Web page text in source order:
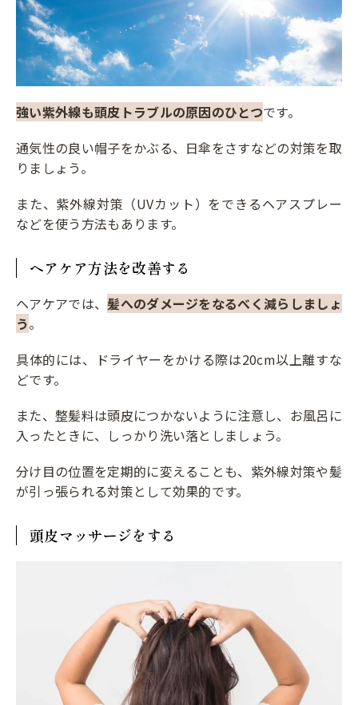
強い紫外線も頭皮トラブルの原因のひとつです。
通気性の良い帽子をかぶる、日傘をさすなどの対策を取
りましょう。
また、紫外線対策（UVカット）をできるヘアスプレー
などを使う方法もあります。
ヘアケア方法を改善する
ヘアケアでは、髪へのダメージをなるべく減らしましょ
う。
具体的には、ドライヤーをかける際は20cm以上離すな
どです。
また、整髪料は頭皮につかないように注意し、お風呂に
入ったときに、しっかり洗い落としましょう。
分け目の位置を定期的に変えることも、紫外線対策や髪
が引っ張られる対策として効果的です。
頭皮マッサージをする